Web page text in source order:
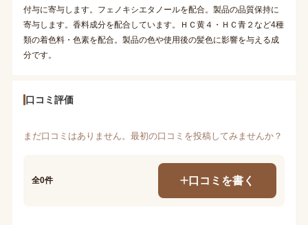
付与に寄与します。フェノキシエタノールを配合。製品の品質保持に
寄与します。香料成分を配合しています。ＨＣ黄４・ＨＣ青２など4種
類の着色料・色素を配合。製品の色や使用後の髪色に影響を与える成
分です。
口コミ評価
まだ口コミはありません。最初の口コミを投稿してみませんか？
全0件 口コミを書く